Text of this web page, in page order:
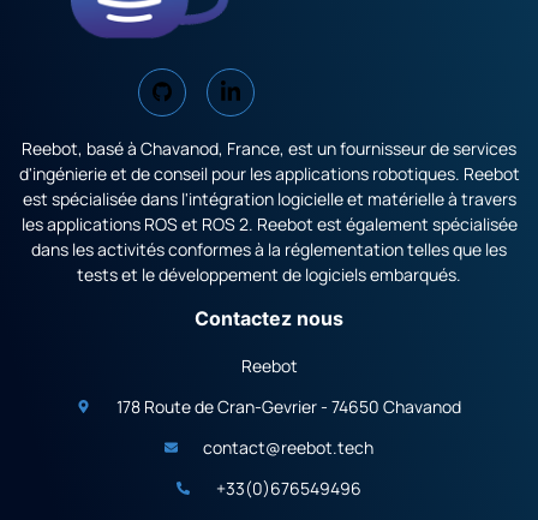
Reebot, basé à Chavanod, France, est un fournisseur de services
d'ingénierie et de conseil pour les applications robotiques. Reebot
est spécialisée dans l'intégration logicielle et matérielle à travers
les applications ROS et ROS 2. Reebot est également spécialisée
dans les activités conformes à la réglementation telles que les
tests et le développement de logiciels embarqués.
Contactez nous
Reebot
178 Route de Cran-Gevrier - 74650 Chavanod
contact@reebot.tech
+33(0)676549496